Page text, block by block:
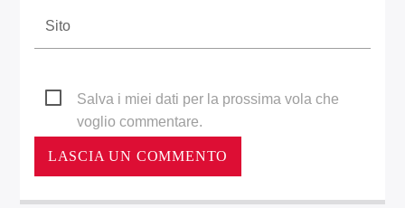
Salva i miei dati per la prossima vola che
voglio commentare.